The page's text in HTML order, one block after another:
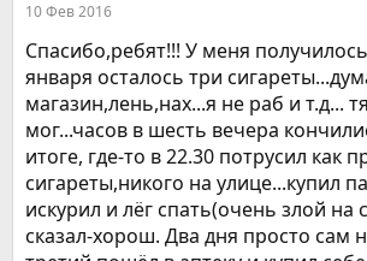
10 Фев 2016
Спасибо,ребят!!! У меня получилось
января осталось три
магазин,лень,нах...я не раб и т.д...
мог...часов в шесть вечера
итоге, где-то в 22.30 потрусил как
сигареты,никого на улице...купил
искурил и лёг спать(очень злой на
сказал-хорош. Два дня просто сам